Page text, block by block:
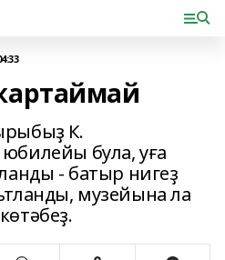
К.
була, уға
- батыр нигеҙ
музейына ла